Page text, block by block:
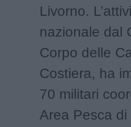
Livorno.
nazionale dal
Corpo delle
Costiera, ha
70 militari
Area Pesca di